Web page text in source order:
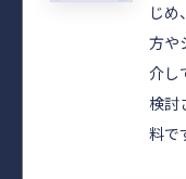
じ
方や
介し
検討
料で